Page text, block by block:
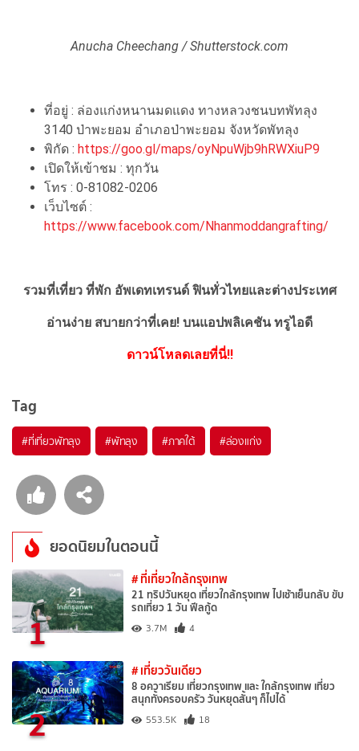
Anucha Cheechang / Shutterstock.com
ที่อยู่ : ล่องแก่งหนานมดแดง ทางหลวงชนบทพัทลุง
3140 ป่าพะยอม อำเภอป่าพะยอม จังหวัดพัทลุง
พิกัด : https://goo.gl/maps/oyNpuWjb9hRWXiuP9
เปิดให้เข้าชม : ทุกวัน
โทร : 0-81082-0206
เว็บไซต์ :
https://www.facebook.com/Nhanmoddangrafting/
รวมที่เที่ยว ที่พัก อัพเดทเทรนด์ ฟินทั่วไทยและต่างประเทศ
อ่านง่าย สบายกว่าที่เคย! บนแอปพลิเคชัน ทรูไอดี
ดาวน์โหลดเลยที่นี่!!
Tag
#ที่เที่ยวพัทลุง #พัทลุง #ภาคใต้ #ล่องแก่ง
ยอดนิยมในตอนนี้
1
# ที่เที่ยวใกล้กรุงเทพ
21 ทริปวันหยุด เที่ยวใกล้กรุงเทพ ไปเช้าเย็นกลับ ขับ
รถเที่ยว 1 วัน ฟีลกู้ด
3.7M 4
2
# เที่ยววันเดียว
8 อควาเรียม เที่ยวกรุงเทพ และ ใกล้กรุงเทพ เที่ยว
สนุกทั้งครอบครัว วันหยุดสั้นๆ ก็ไปได้
553.5K 18